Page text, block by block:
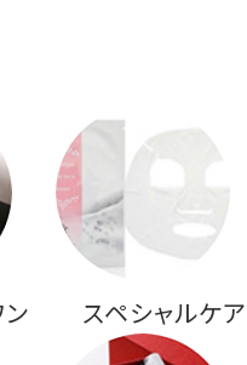
スペシャルケア